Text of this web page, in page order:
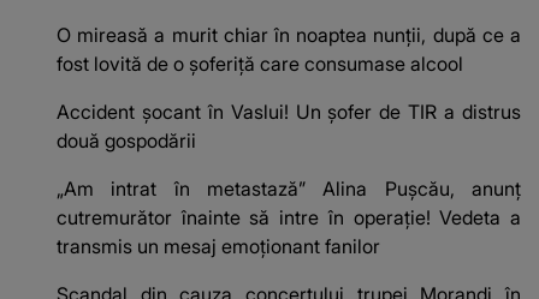
O mireasă a murit chiar în noaptea nunții, după ce a
fost lovită de o șoferiță care consumase alcool
Accident șocant în Vaslui! Un șofer de TIR a distrus
două gospodării
„Am intrat în metastază” Alina Pușcău, anunț
cutremurător înainte să intre în operație! Vedeta a
transmis un mesaj emoționant fanilor
Scandal din cauza concertului trupei Morandi în